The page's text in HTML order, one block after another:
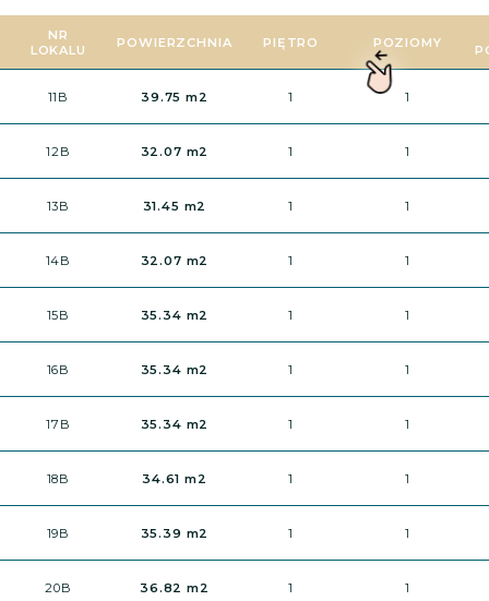
NR
LOKALU
POWIERZCHNIA PIĘTRO POZIOMY
11B 39.75 m2 1 1
12B 32.07 m2 1 1
13B 31.45 m2 1 1
14B 32.07 m2 1 1
15B 35.34 m2 1 1
16B 35.34 m2 1 1
17B 35.34 m2 1 1
18B 34.61 m2 1 1
19B 35.39 m2 1 1
20B 36.82 m2 1 1